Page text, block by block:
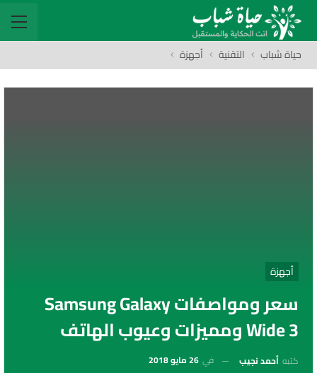
حياة شباب التقنية أجهزة
أجهزة
سعر ومواصفات Samsung Galaxy
Wide 3 ومميزات وعيوب الهاتف
كتبه أحمد نجيب في 26 مايو 2018